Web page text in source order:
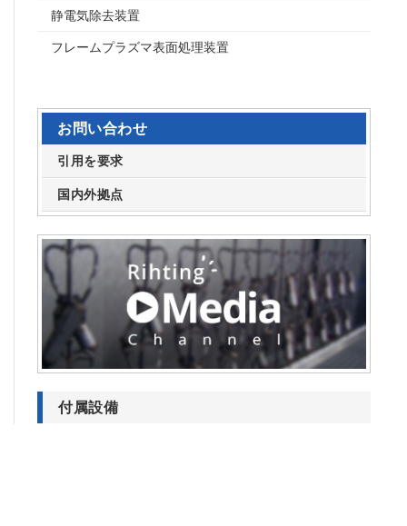
静電気除去装置
フレームプラズマ表面処理装置
お問い合わせ
引用を要求
国内外拠点
付属設備